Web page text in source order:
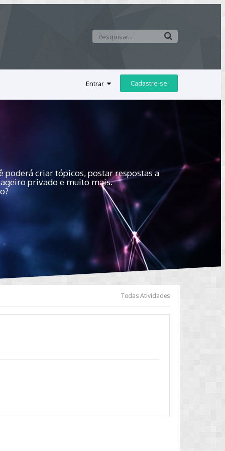
Entrar Cadastre-se
poderá criar tópicos, postar respostas a
privado e muito mais.
Todas Atividades